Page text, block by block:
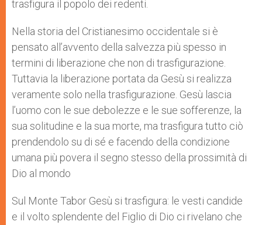
trasfigura il popolo dei redenti.
Nella storia del Cristianesimo occidentale si è
pensato all’avvento della salvezza più spesso in
termini di liberazione che non di trasfigurazione.
Tuttavia la liberazione portata da Gesù si realizza
veramente solo nella trasfigurazione. Gesù lascia
l’uomo con le sue debolezze e le sue sofferenze, la
sua solitudine e la sua morte, ma trasfigura tutto ciò
prendendolo su di sé e facendo della condizione
umana più povera il segno stesso della prossimità di
Dio al mondo
Sul Monte Tabor Gesù si trasfigura: le vesti candide
e il volto splendente del Figlio di Dio ci rivelano che